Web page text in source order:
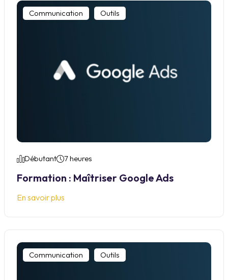
Communication Outils
Débutant 7 heures
Formation : Maîtriser Google Ads
En savoir plus
Communication Outils